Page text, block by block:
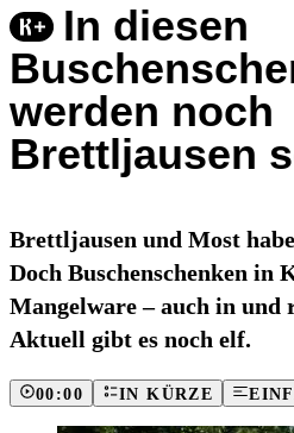
In diesen
werden noch
Brettljausen
Brettljausen und Most
Doch Buschenschenken in
Mangelware – auch in
Aktuell gibt es noch elf.
00:00 IN KÜRZE